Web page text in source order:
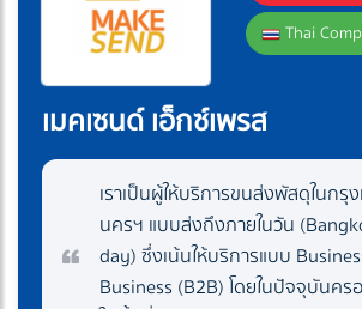
Thai
เมคเซนด์ เอ็กซ์เพรส
เราเป็นผู้ให้บริการขนส่งพัสดุในกรุ
นครฯ แบบส่งถึงภายในวัน
day) ซึ่งเน้นให้บริการแบบ
Business (B2B) โดยในปัจจุบันค